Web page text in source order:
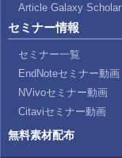
Article Galaxy Scholar
セミナー情報
セミナー一覧
EndNoteセミナー動画
NVivoセミナー動画
Citaviセミナー動画
無料素材配布